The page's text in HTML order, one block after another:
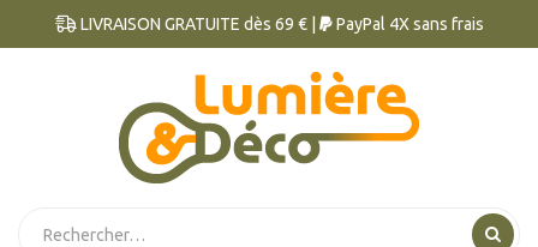
LIVRAISON GRATUITE dès 69 € | PayPal 4X sans frais